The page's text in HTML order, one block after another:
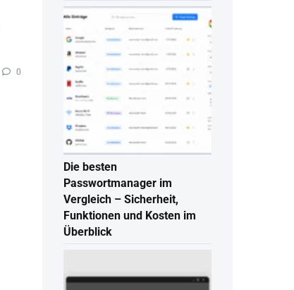
0
Die besten
Passwortmanager im
Vergleich – Sicherheit,
Funktionen und Kosten im
Überblick